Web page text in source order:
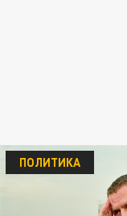
ПОЛИТИКА